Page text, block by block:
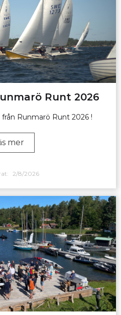
Runt 2026
Runmarö Runt 2026 !
mer
2/8/2026